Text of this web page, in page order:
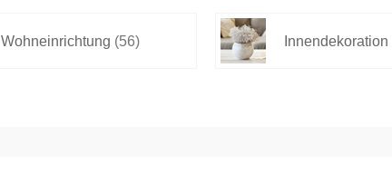
Wohneinrichtung (56) Innendekoration